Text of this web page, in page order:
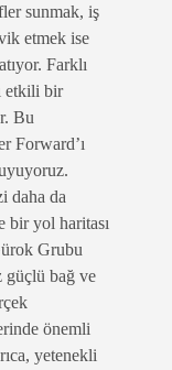
sunmak, iş
etmek ise
Farklı
etkili bir
Bu
Forward’ı
daha da
bir yol haritası
Grubu
güçlü bağ ve
önemli
yetenekli